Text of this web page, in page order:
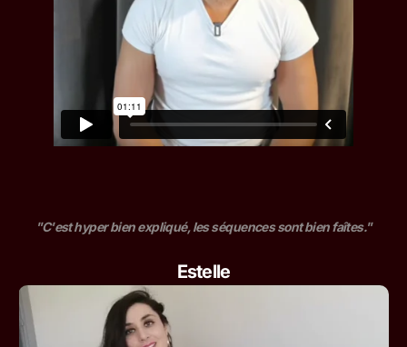
"C'est hyper bien expliqué, les séquences sont bien faîtes."
Estelle